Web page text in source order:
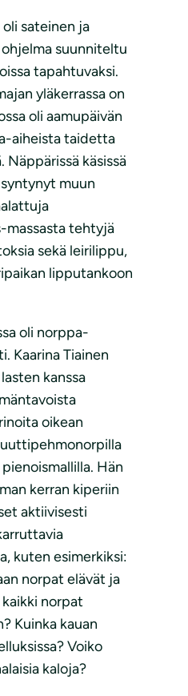
oli sateinen ja
suunniteltu
tapahtuvaksi.
yläkerrassa on
oli aamupäivän
aiheista taidetta
käsissä
muun
massasta tehtyjä
sekä leirilippu,
lipputankoon
oli norppa-
Kaarina Tiainen
kanssa
oikean
Hän
kerran kiperiin
aktiivisesti
kuten esimerkiksi:
norpat elävät ja
norpat
Kuinka kauan
Voiko
kaloja?